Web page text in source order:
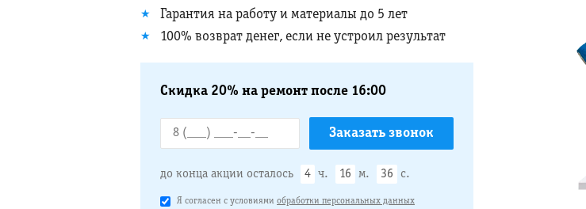
Гарантия на работу и материалы до 5 лет
100% возврат денег, если не устроил результат
Скидка 20% на ремонт после 16:00
до конца акции осталось 4 ч. 16 м. 35 с.
Я согласен с условиями обработки персональных данных